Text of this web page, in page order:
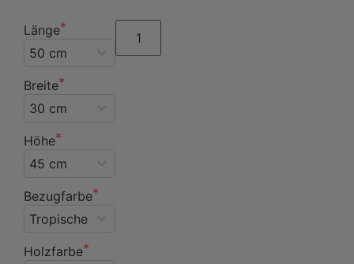
Länge
Breite
Höhe
Bezugfarbe
Holzfarbe